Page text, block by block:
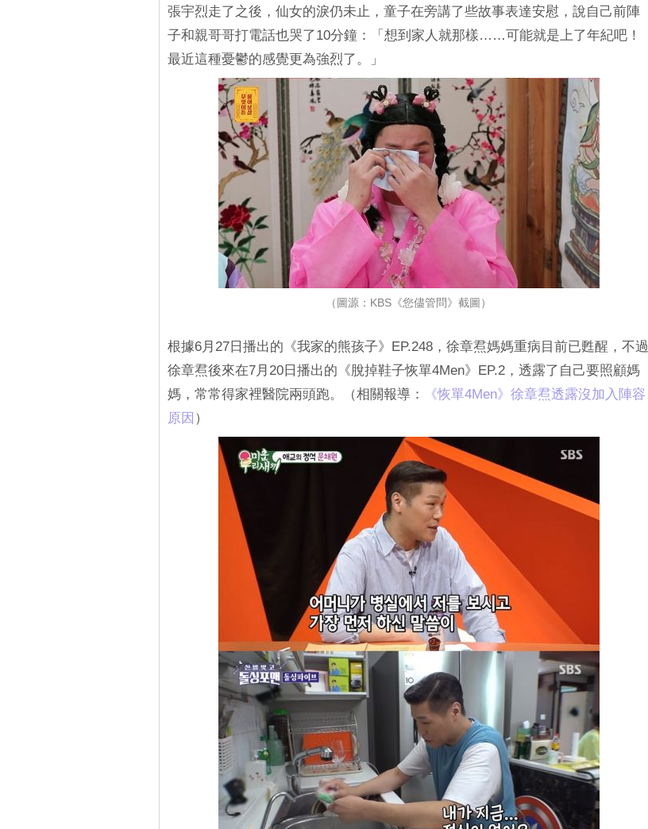
張宇烈走了之後，仙女的淚仍未止，童子在旁講了些故事表達安慰，說自己前陣
子和親哥哥打電話也哭了10分鐘：「想到家人就那樣……可能就是上了年紀吧！
最近這種憂鬱的感覺更為強烈了。」
（圖源：KBS《您儘管問》截圖）
根據6月27日播出的《我家的熊孩子》EP.248，徐章焄媽媽重病目前已甦醒，不過
徐章焄後來在7月20日播出的《脫掉鞋子恢單4Men》EP.2，透露了自己要照顧媽
媽，常常得家裡醫院兩頭跑。（相關報導：
‎《恢單4Men》徐章焄透露沒加入陣容
原因 ）